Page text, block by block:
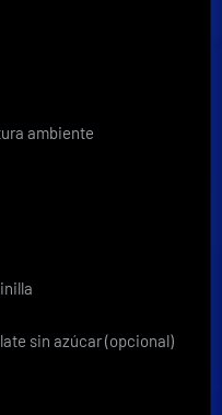
ambiente
sin azúcar (opcional)